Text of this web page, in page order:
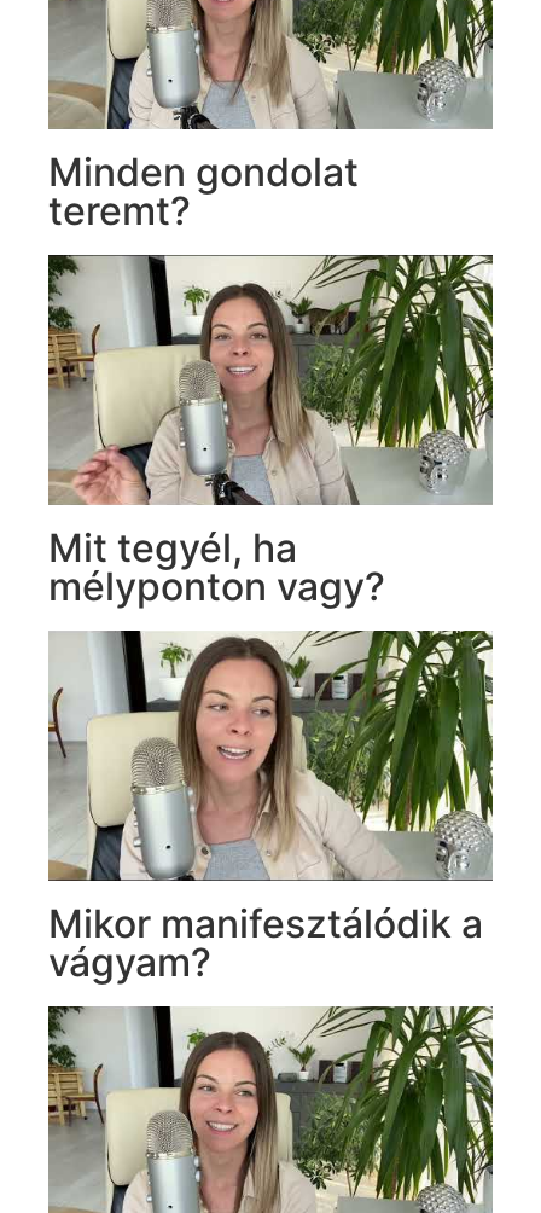
Minden gondolat
teremt?
Mit tegyél, ha
mélyponton vagy?
Mikor manifesztálódik a
vágyam?